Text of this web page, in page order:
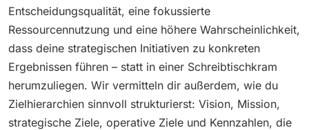
Entscheidungsqualität, eine fokussierte
Ressourcennutzung und eine höhere Wahrscheinlichkeit,
dass deine strategischen Initiativen zu konkreten
Ergebnissen führen – statt in einer Schreibtischkram
herumzuliegen. Wir vermitteln dir außerdem, wie du
Zielhierarchien sinnvoll strukturierst: Vision, Mission,
strategische Ziele, operative Ziele und Kennzahlen, die